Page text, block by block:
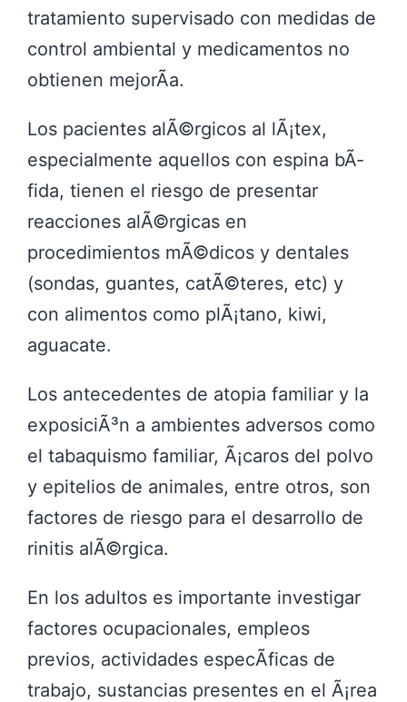
tratamiento supervisado con medidas de
control ambiental y medicamentos no
obtienen mejorÃ­a.
Los pacientes alÃ©rgicos al lÃ¡tex,
especialmente aquellos con espina bÃ­
fida, tienen el riesgo de presentar
reacciones alÃ©rgicas en
procedimientos mÃ©dicos y dentales
(sondas, guantes, catÃ©teres, etc) y
con alimentos como plÃ¡tano, kiwi,
aguacate.
Los antecedentes de atopia familiar y la
exposiciÃ³n a ambientes adversos como
el tabaquismo familiar, Ã¡caros del polvo
y epitelios de animales, entre otros, son
factores de riesgo para el desarrollo de
rinitis alÃ©rgica.
En los adultos es importante investigar
factores ocupacionales, empleos
previos, actividades especÃ­ficas de
trabajo, sustancias presentes en el Ã¡rea